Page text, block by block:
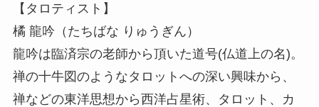
【タロティスト】
橘 龍吟（たちばな りゅうぎん）
龍吟は臨済宗の老師から頂いた道号(仏道上の名)。
禅の十牛図のようなタロットへの深い興味から、
禅などの東洋思想から西洋占星術、タロット、カ